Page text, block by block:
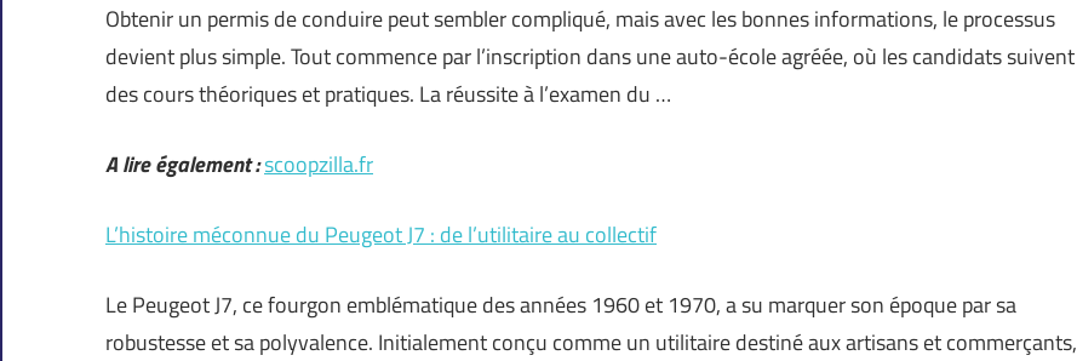
Obtenir un permis de conduire peut sembler compliqué, mais avec les bonnes informations, le processus
devient plus simple. Tout commence par l’inscription dans une auto-école agréée, où les candidats suivent
des cours théoriques et pratiques. La réussite à l’examen du …
A lire également :scoopzilla.fr
L’histoire méconnue du Peugeot J7 : de l’utilitaire au collectif
Le Peugeot J7, ce fourgon emblématique des années 1960 et 1970, a su marquer son époque par sa
robustesse et sa polyvalence. Initialement conçu comme un utilitaire destiné aux artisans et commerçants,